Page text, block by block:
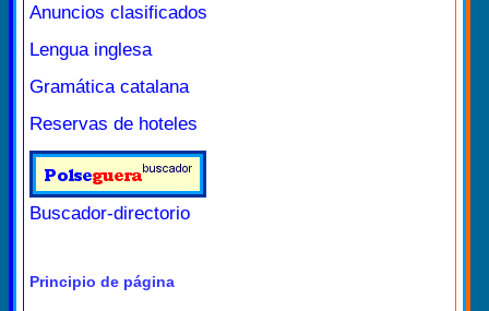
Anuncios clasificados
Lengua inglesa
Gramática catalana
Reservas de hoteles
Buscador-directorio
Principio de página